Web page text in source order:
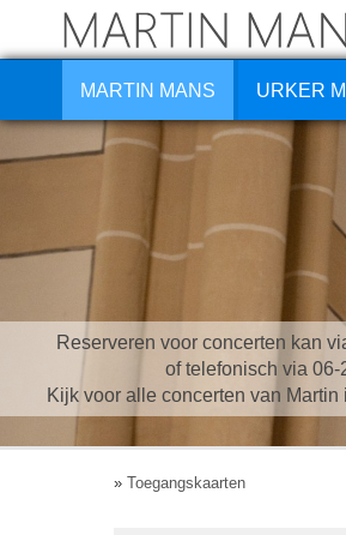
MARTIN MANS URKER
Reserveren voor concerten kan
of telefonisch via
Kijk voor alle concerten van Martin
» Toegangskaarten